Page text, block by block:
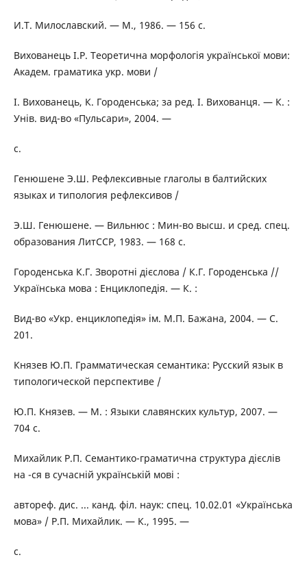
И.Т. Милославский. — М., 1986. — 156 с.
Вихованець І.Р. Теоретична морфологія української мови:
Академ. граматика укр. мови /
І. Вихованець, К. Городенська; за ред. І. Вихованця. — К. :
Унів. вид-во «Пульсари», 2004. —
с.
Генюшене Э.Ш. Рефлексивные глаголы в балтийских
языках и типология рефлексивов /
Э.Ш. Генюшене. — Вильнюс : Мин-во высш. и сред. спец.
образования ЛитССР, 1983. — 168 с.
Городенська К.Г. Зворотні дієслова / К.Г. Городенська //
Українська мова : Енциклопедія. — К. :
Вид-во «Укр. енциклопедія» ім. М.П. Бажана, 2004. — С.
201.
Князев Ю.П. Грамматическая семантика: Русский язык в
типологической перспективе /
Ю.П. Князев. — М. : Языки славянских культур, 2007. —
704 с.
Михайлик Р.П. Семантико-граматична структура дієслів
на -ся в сучасній українській мові :
автореф. дис. ... канд. філ. наук: спец. 10.02.01 «Українська
мова» / Р.П. Михайлик. — К., 1995. —
с.